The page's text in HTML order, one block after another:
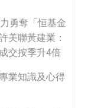
勇奪「恒基金
美聯黃建業：
交按季升4倍
業知識及心得